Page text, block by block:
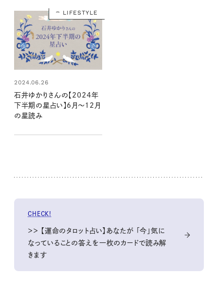
LIFESTYLE
2024.06.26
石井ゆかりさんの【2024年
下半期の星占い】6月～12月
の星読み
CHECK!
＞＞ 【運命のタロット占い】あなたが 「今」気に
なっていることの答えを一枚のカードで読み解
きます